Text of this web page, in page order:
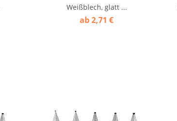
Weißblech, glatt ...
ab 2,71 €